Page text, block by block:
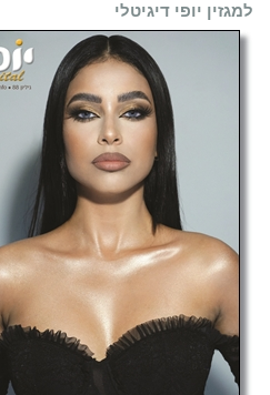
למגזין יופי דיגיטלי